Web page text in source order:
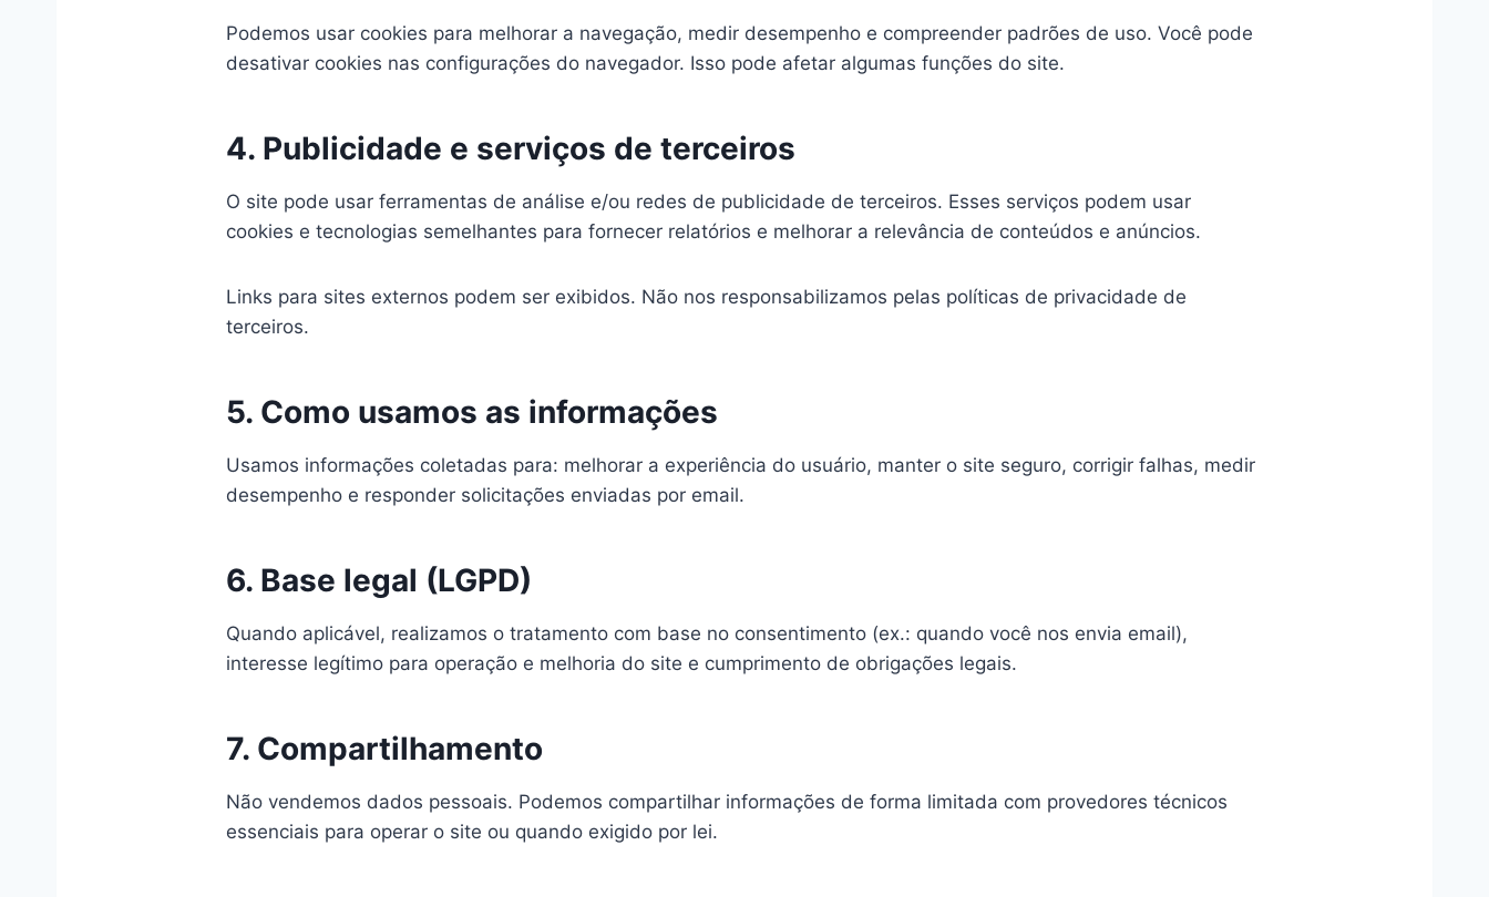
Podemos usar cookies para melhorar a navegação, medir desempenho e compreender padrões de uso. Você pode
desativar cookies nas configurações do navegador. Isso pode afetar algumas funções do site.
4. Publicidade e serviços de terceiros
O site pode usar ferramentas de análise e/ou redes de publicidade de terceiros. Esses serviços podem usar
cookies e tecnologias semelhantes para fornecer relatórios e melhorar a relevância de conteúdos e anúncios.
Links para sites externos podem ser exibidos. Não nos responsabilizamos pelas políticas de privacidade de
terceiros.
5. Como usamos as informações
Usamos informações coletadas para: melhorar a experiência do usuário, manter o site seguro, corrigir falhas, medir
desempenho e responder solicitações enviadas por email.
6. Base legal (LGPD)
Quando aplicável, realizamos o tratamento com base no consentimento (ex.: quando você nos envia email),
interesse legítimo para operação e melhoria do site e cumprimento de obrigações legais.
7. Compartilhamento
Não vendemos dados pessoais. Podemos compartilhar informações de forma limitada com provedores técnicos
essenciais para operar o site ou quando exigido por lei.